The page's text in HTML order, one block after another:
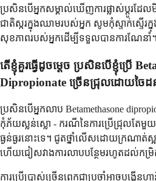
ប្រសិនបើអ្នកសម្គាល់ឃើញការផ្លាស់ប្តូរដែ
ជាតិស្ករក្នុងឈាមរបស់អ្នក សូមកុំស្ទាក់ស្ទើរក្
សុខភាពរបស់អ្នកដើម្បីទទួលបានការណែនាំ។
តើខ្ញុំគួរធ្វើដូចម្តេច ប្រសិនបើខ្ញុំប្រើ
Dipropionate ច្រើនជ្រុលដោយចៃដ
ប្រសិនបើអ្នកលាប Betamethasone
កុំភ័យស្លន់ស្លោ - ករណីនៃការប្រើជ្រុលតែមួយ
ធ្ងន់ធ្ងរនោះទេ។ ជូតថ្នាំលើសដោយក្រណាត់ស្
ហើយជៀសវាងការលាបបន្ថែមរហូតដល់កម្រិត
ការប្រើប្រាស់ច្រើនពេកជាប្រចាំអាចបង្កើ